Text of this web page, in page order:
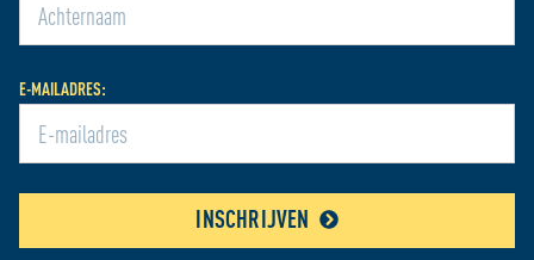
E-MAILADRES:
INSCHRIJVEN